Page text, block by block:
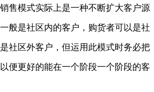
售模式实际上是一种不断扩大客户源
般是社区内的客户，购货者可以是社
社区外客户，但运用此模式时务必把
便更好的能在一个阶段一个阶段的客